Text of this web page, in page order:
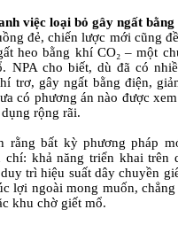
việc loại bỏ gây ngất bằng
đẻ, chiến lược mới cũng
heo bằng khí CO₂ – một
NPA cho biết, dù đã có
trơ, gây ngất bằng điện,
có phương án nào được
rộng rãi.
rằng bất kỳ phương pháp
chí: khả năng triển khai trên
trì hiệu suất dây chuyền
lợi ngoài mong muốn,
khu chờ giết mổ.